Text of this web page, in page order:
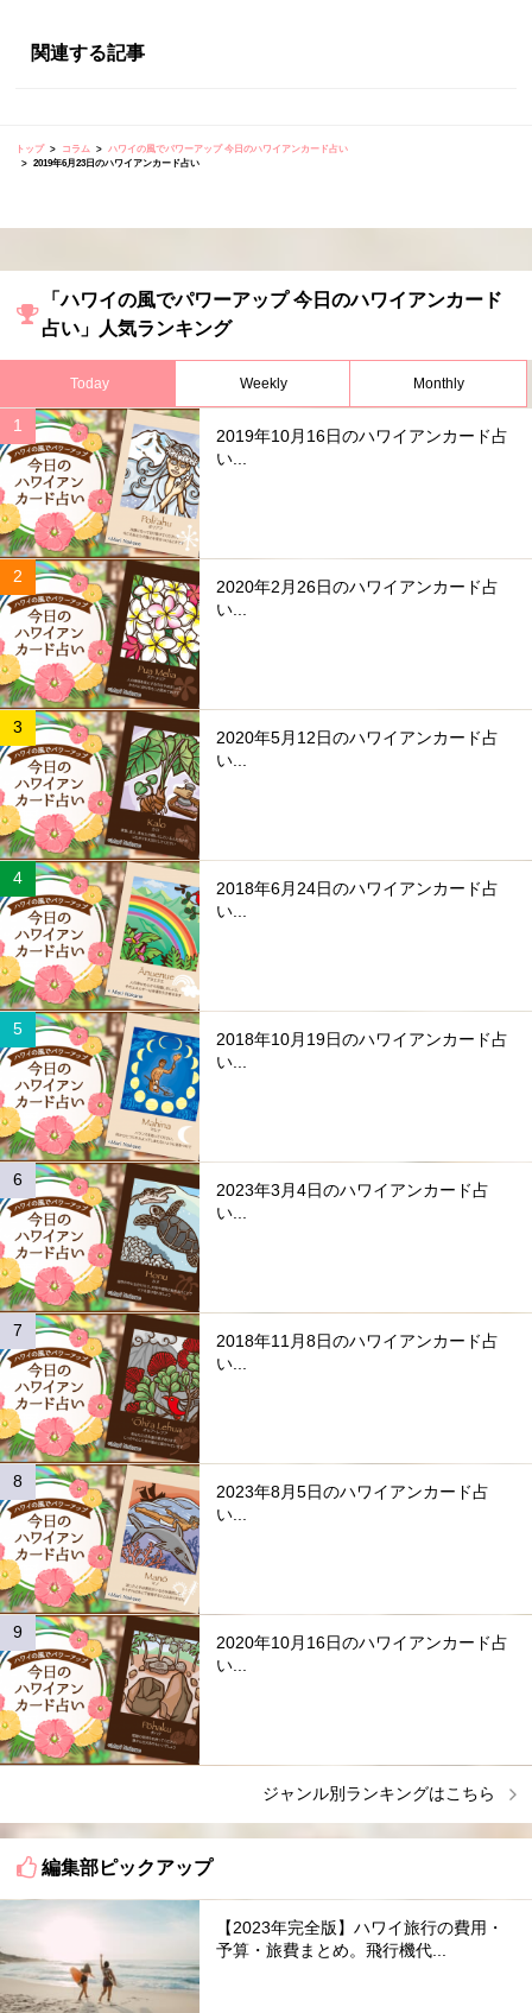
関連する記事
トップ コラム
ハワイの風でパワーアップ 今日のハワイアンカード占い
2019年6月23日のハワイアンカード占い
「ハワイの風でパワーアップ 今日のハワイアンカード
占い」人気ランキング
Today Weekly Monthly
2019年10月16日のハワイアンカード占
い...
2020年2月26日のハワイアンカード占
い...
2020年5月12日のハワイアンカード占
い...
2018年6月24日のハワイアンカード占
い...
2018年10月19日のハワイアンカード占
い...
2023年3月4日のハワイアンカード占
い...
2018年11月8日のハワイアンカード占
い...
2023年8月5日のハワイアンカード占
い...
2020年10月16日のハワイアンカード占
い...
ジャンル別ランキングはこちら
編集部ピックアップ
【2023年完全版】ハワイ旅行の費用・
予算・旅費まとめ。飛行機代...